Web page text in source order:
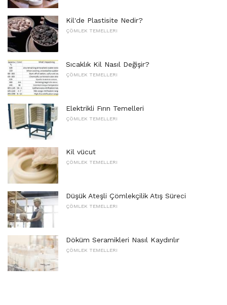
Kil'de Plastisite Nedir?
ÇÖMLEK TEMELLERI
Sıcaklık Kil Nasıl Değişir?
ÇÖMLEK TEMELLERI
Elektrikli Fırın Temelleri
ÇÖMLEK TEMELLERI
Kil vücut
ÇÖMLEK TEMELLERI
Düşük Ateşli Çömlekçilik Atış Süreci
ÇÖMLEK TEMELLERI
Döküm Seramikleri Nasıl Kaydırılır
ÇÖMLEK TEMELLERI